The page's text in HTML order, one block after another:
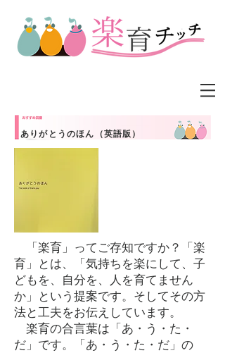
ありがとうのほん（英語版）
「楽育」ってご存知ですか？「楽
育」とは、「気持ちを楽にして、子
どもを、自分を、人を育てません
か」という提案です。そしてその方
法と工夫をお伝えしています。
楽育の合言葉は「あ・う・た・
だ」です。「あ・う・た・だ」の